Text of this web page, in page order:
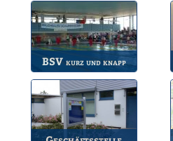
BSV kurz und knapp
Die wichtigsten Infos
zum BSV.